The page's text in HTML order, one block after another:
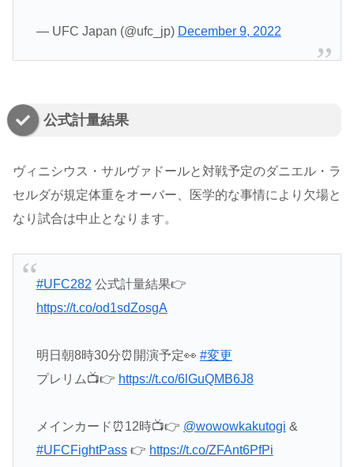
— UFC Japan (@ufc_jp) December 9, 2022
公式計量結果
ヴィニシウス・サルヴァドールと対戦予定のダニエル・ラ
セルダが規定体重をオーバー、医学的な事情により欠場と
なり試合は中止となります。
#UFC282 公式計量結果👉
https://t.co/od1sdZosgA
明日朝8時30分⏰開演予定👀 #変更
プレリム📺👉 https://t.co/6lGuQMB6J8
メインカード⏰12時📺👉 @wowowkakutogi &
#UFCFightPass👉 https://t.co/ZFAnt6PfPi